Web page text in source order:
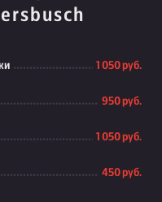
1 050 руб.
950 руб.
1 050 руб.
450 руб.